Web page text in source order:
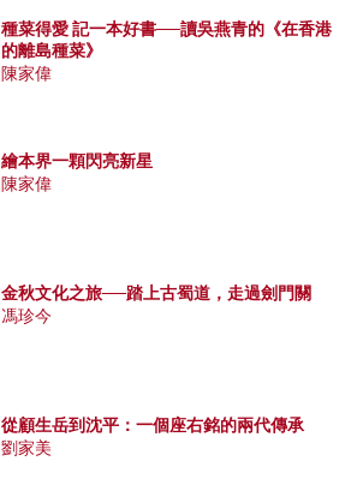
種菜得愛 記一本好書──讀吳燕青的《在香港
的離島種菜》
陳家偉
繪本界一顆閃亮新星
陳家偉
金秋文化之旅──踏上古蜀道，走過劍門關
馮珍今
從顧生岳到沈平：一個座右銘的兩代傳承
劉家美